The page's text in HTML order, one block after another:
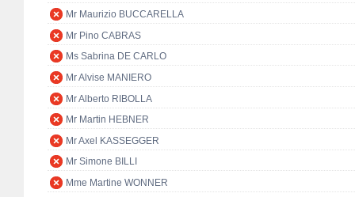
Mr Maurizio BUCCARELLA
Mr Pino CABRAS
Ms Sabrina DE CARLO
Mr Alvise MANIERO
Mr Alberto RIBOLLA
Mr Martin HEBNER
Mr Axel KASSEGGER
Mr Simone BILLI
Mme Martine WONNER